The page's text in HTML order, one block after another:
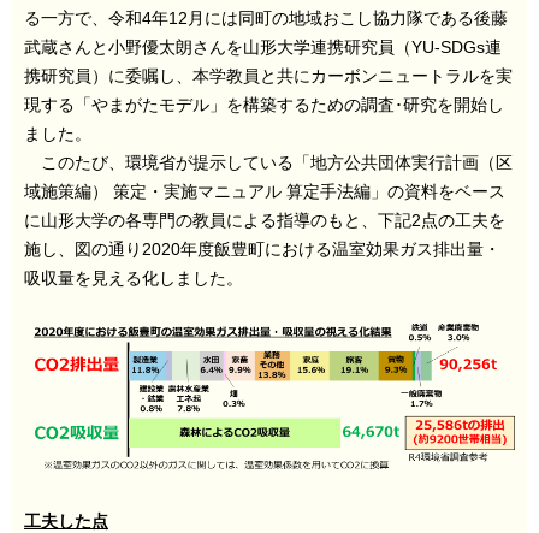
る一方で、令和4年12月には同町の地域おこし協力隊である後藤
武蔵さんと小野優太朗さんを山形大学連携研究員（YU-SDGs連
携研究員）に委嘱し、本学教員と共にカーボンニュートラルを実
現する「やまがたモデル」を構築するための調査･研究を開始し
ました。
このたび、環境省が提示している「地方公共団体実行計画（区
域施策編） 策定・実施マニュアル 算定手法編」の資料をベース
に山形大学の各専門の教員による指導のもと、下記2点の工夫を
施し、図の通り2020年度飯豊町における温室効果ガス排出量・
吸収量を見える化しました。
工夫した点